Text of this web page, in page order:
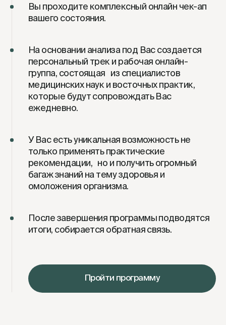
Вы проходите комплексный онлайн чек-ап
вашего состояния.
На основании анализа под Вас создается
персональный трек и рабочая онлайн-
группа, состоящая из специалистов
медицинских наук и восточных практик,
которые будут сопровождать Вас
ежедневно.
У Вас есть уникальная возможность не
только применять практические
рекомендации, но и получить огромный
багаж знаний на тему здоровья и
омоложения организма.
После завершения программы подводятся
итоги, собирается обратная связь.
Пройти программу